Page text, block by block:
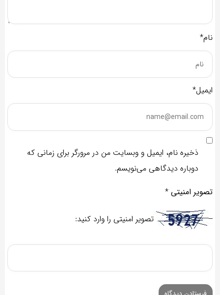
نام*
ایمیل*
ذخیره نام، ایمیل و وبسایت من در مرورگر برای زمانی که
دوباره دیدگاهی می‌نویسم.
تصویر امنیتی *
تصویر امنیتی را وارد کنید: